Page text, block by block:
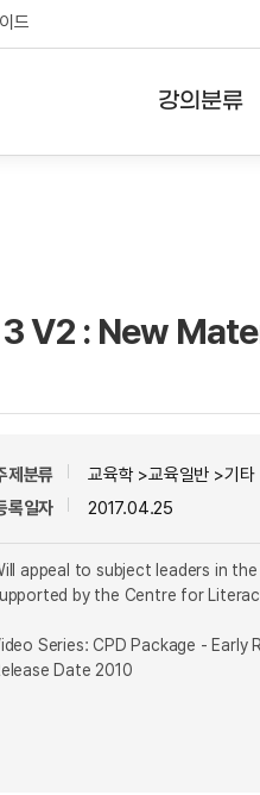
드
강의분류
테마강의
V2 : New
제분류
교육학 >교육일반 >기타
록일자
2017.04.25
appeal to subject leaders in
by the Centre for
Series: CPD Package - Early
Date 2010